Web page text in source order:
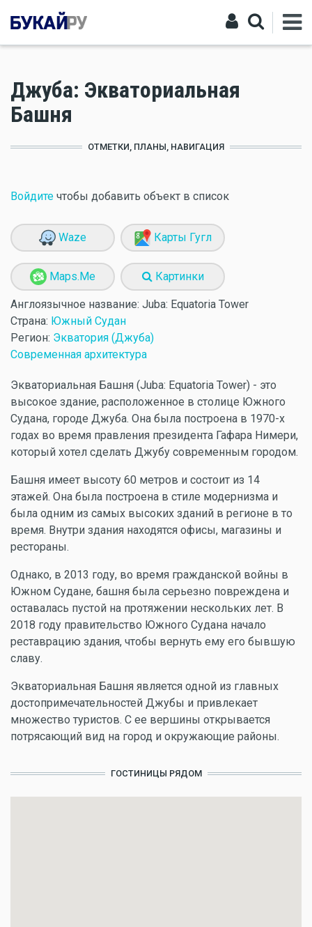
Джуба: Экваториальная
Башня
ОТМЕТКИ, ПЛАНЫ, НАВИГАЦИЯ
Войдите чтобы добавить объект в список
Waze Карты Гугл
Maps.Me Картинки
Англоязычное название: Juba: Equatoria Tower
Страна: Южный Судан
Регион: Экватория (Джуба)
Современная архитектура
Экваториальная Башня (Juba: Equatoria Tower) - это
высокое здание, расположенное в столице Южного
Судана, городе Джуба. Она была построена в 1970-х
годах во время правления президента Гафара Нимери,
который хотел сделать Джубу современным городом.
Башня имеет высоту 60 метров и состоит из 14
этажей. Она была построена в стиле модернизма и
была одним из самых высоких зданий в регионе в то
время. Внутри здания находятся офисы, магазины и
рестораны.
Однако, в 2013 году, во время гражданской войны в
Южном Судане, башня была серьезно повреждена и
оставалась пустой на протяжении нескольких лет. В
2018 году правительство Южного Судана начало
реставрацию здания, чтобы вернуть ему его бывшую
славу.
Экваториальная Башня является одной из главных
достопримечательностей Джубы и привлекает
множество туристов. С ее вершины открывается
потрясающий вид на город и окружающие районы.
ГОСТИНИЦЫ РЯДОМ